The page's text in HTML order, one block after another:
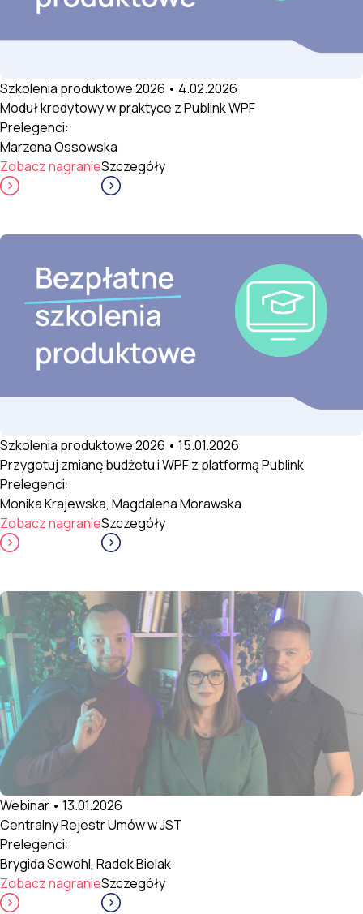
Szkolenia produktowe 2026 • 4.02.2026
Moduł kredytowy w praktyce z Publink WPF
Prelegenci:
Marzena Ossowska
Zobacz nagranieSzczegóły
Szkolenia produktowe 2026 • 15.01.2026
Przygotuj zmianę budżetu i WPF z platformą Publink
Prelegenci:
Monika Krajewska, Magdalena Morawska
Zobacz nagranieSzczegóły
Webinar • 13.01.2026
Centralny Rejestr Umów w JST
Prelegenci:
Brygida Sewohl, Radek Bielak
Zobacz nagranieSzczegóły